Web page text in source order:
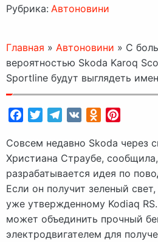
Рубрика: Автоновини
Главная » Автоновини » С
вероятностью Skoda Karoq
Sportline будут выглядеть
FacebookTwitterTelegram
VK Odnoklassniki
Совсем недавно Skoda через
Христиана Страубе,
разрабатывается идея по
Если он получит зеленый
уже утвержденному Kodiaq
может объединить прочный
электродвигателем для